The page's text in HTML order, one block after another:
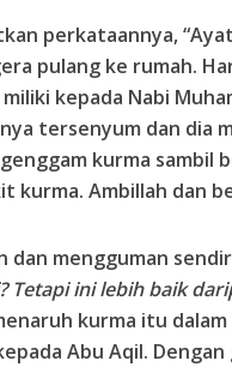
perkataannya,
pulang ke rumah.
kepada Nabi
tersenyum dan dia
kurma sambil
kurma. Ambillah dan
mengguman
Tetapi ini lebih baik
kurma itu
Abu Aqil.